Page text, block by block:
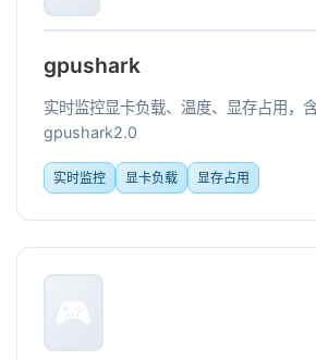
gpushark
实时监控显卡负载、温度、显存占用，
gpushark2.0
实时监控 显卡负载 显存占用
🎮